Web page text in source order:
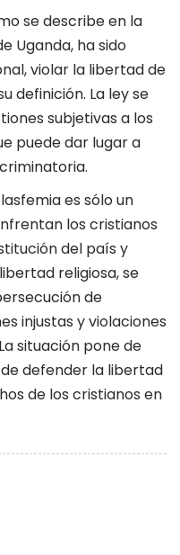
se describe en la
Uganda, ha sido
violar la libertad de
definición. La ley se
subjetivas a los
puede dar lugar a
es sólo un
los cristianos
del país y
religiosa, se
de
injustas y violaciones
situación pone de
defender la libertad
de los cristianos en